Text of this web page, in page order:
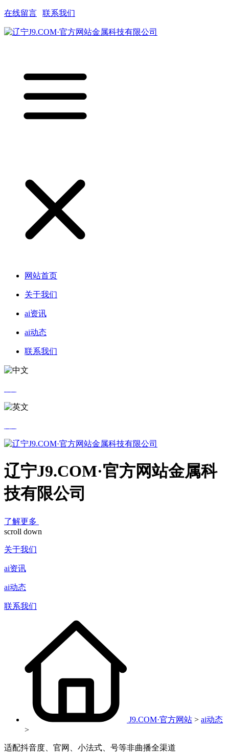
在线留言 联系我们
网站首页
关于我们
ai资讯
ai动态
联系我们
辽宁J9.COM·官方网站金属科
技有限公司
了解更多
scroll down
关于我们
ai资讯
ai动态
联系我们
J9.COM·官方网站 > ai动态
>
适配抖音度、官网、小法式、号等非曲播全渠道